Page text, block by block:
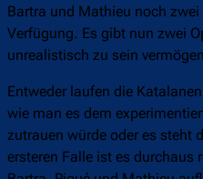
Bartra und Mathieu noch
Verfügung. Es gibt nun zwei
unrealistisch zu sein
Entweder laufen die
wie man es dem
zutrauen würde oder es steht
ersteren Falle ist es